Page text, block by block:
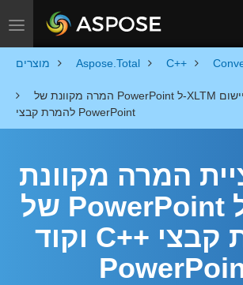
Toggle navigation
מוצרים Aspose.Total C++
המרה מקוונת של PowerPoint ל-XLTM או פיתוח יישום C++
להמרת קבצי PowerPoint
המרה מקוונת
של PowerPoint ל-XLTM
וקוד C++ להמרת קבצי